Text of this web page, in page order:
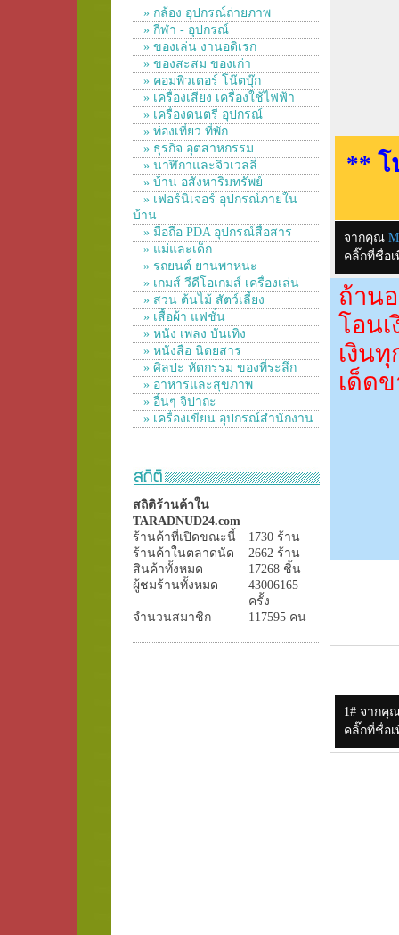
» กล้อง อุปกรณ์ถ่ายภาพ
» กีฬา - อุปกรณ์
» ของเล่น งานอดิเรก
» ของสะสม ของเก่า
» คอมพิวเตอร์ โน๊ตบุ๊ก
» เครื่องเสียง เครื่องใช้ไฟฟ้า
» เครื่องดนตรี อุปกรณ์
» ท่องเที่ยว ที่พัก
» ธุรกิจ อุตสาหกรรม
» นาฬิกาและจิวเวลลี่
» บ้าน อสังหาริมทรัพย์
» เฟอร์นิเจอร์ อุปกรณ์ภายใน
บ้าน
» มือถือ PDA อุปกรณ์สื่อสาร
» แม่และเด็ก
» รถยนต์ ยานพาหนะ
» เกมส์ วีดีโอเกมส์ เครื่องเล่น
» สวน ต้นไม้ สัตว์เลี้ยง
» เสื้อผ้า แฟชั่น
» หนัง เพลง บันเทิง
» หนังสือ นิตยสาร
» ศิลปะ หัตกรรม ของที่ระลึก
» อาหารและสุขภาพ
» อื่นๆ จิปาถะ
» เครื่องเขียน อุปกรณ์สำนักงาน
สถิติร้านค้าใน
TARADNUD24.com
ร้านค้าที่เปิดขณะนี้
1730 ร้าน
ร้านค้าในตลาดนัด
2662 ร้าน
สินค้าทั้งหมด
17268 ชิ้น
ผู้ชมร้านทั้งหมด
43006165
ครั้ง
จำนวนสมาชิก
117595 คน
** โ
จากคุณ
คลิ๊กที่ชื่อ
ถ้าน
โอน
เงิน
เด็ด
1# จากคุ
คลิ๊กที่ชื่อ